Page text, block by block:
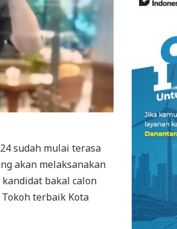
sudah mulai terasa
akan melaksanakan
bakal calon
terbaik Kota